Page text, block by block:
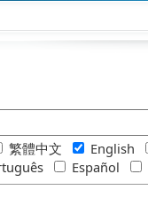
繁體中文
English
Español